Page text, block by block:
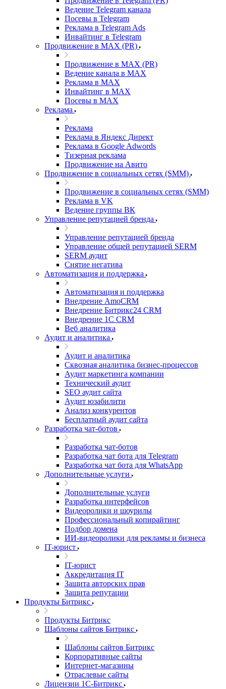
Ведение Telegram канала
Посевы в Telegram
Реклама в Telegram Ads
Инвайтинг в Telegram
Продвижение в MAX (PR)
Продвижение в MAX (PR)
Ведение канала в MAX
Реклама в MAX
Инвайтинг в MAX
Посевы в MAX
Реклама
Реклама
Реклама в Яндекс Директ
Реклама в Google Adwords
Тизерная реклама
Продвижение на Авито
Продвижение в социальных сетях (SMM)
Продвижение в социальных сетях (SMM)
Реклама в VK
Ведение группы ВК
Управление репутацией бренда
Управление репутацией бренда
Управление общей репутацией SERM
SERM аудит
Снятие негатива
Автоматизация и поддержка
Автоматизация и поддержка
Внедрение AmoCRM
Внедрение Битрикс24 CRM
Внедрение 1C CRM
Веб аналитика
Аудит и аналитика
Аудит и аналитика
Сквозная аналитика бизнес-процессов
Аудит маркетинга компании
Технический аудит
SEO аудит сайта
Аудит юзабилити
Анализ конкурентов
Бесплатный аудит сайта
Разработка чат-ботов
Разработка чат-ботов
Разработка чат бота для Telegram
Разработка чат бота для WhatsApp
Дополнительные услуги
Дополнительные услуги
Разработка интерфейсов
Видеоролики и шоурилы
Профессиональный копирайтинг
Подбор домена
ИИ-видеоролики для рекламы и бизнеса
IT-юрист
IT-юрист
Аккредитация IT
Защита авторских прав
Защита репутации
Продукты Битрикс
Продукты Битрикс
Шаблоны сайтов Битрикс
Шаблоны сайтов Битрикс
Корпоративные сайты
Интернет-магазины
Отраслевые сайты
Лицензии 1С-Битрикс